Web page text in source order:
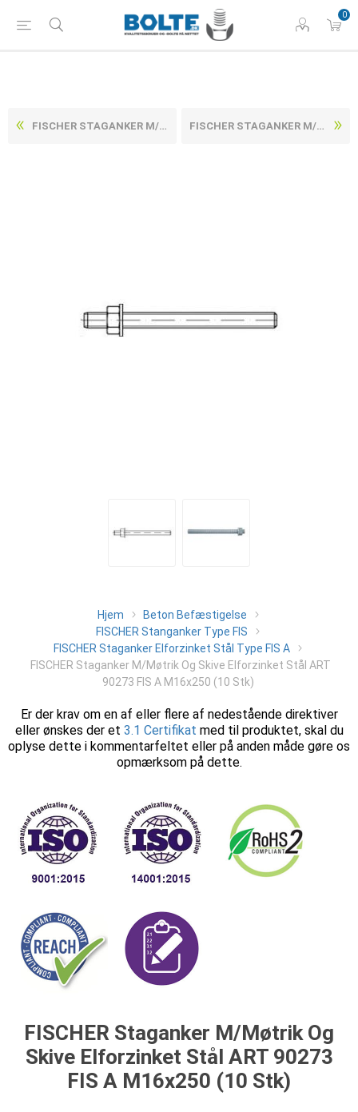
0
FISCHER STAGANKER M/MØTRIK OG SKIVE ELFORZINKET STÅL ART 90273 FIS A M16X200 (10 STK) FISCHER STAGANKER M/MØTRIK OG SKIVE ELFORZINKET STÅL ART 90273 FIS A M16X300 (10 STK)
Hjem
Beton Befæstigelse
FISCHER Stanganker Type FIS
FISCHER Staganker Elforzinket Stål Type FIS A
FISCHER Staganker M/Møtrik Og Skive Elforzinket Stål ART
90273 FIS A M16x250 (10 Stk)
Er der krav om en af eller flere af nedestående direktiver
eller ønskes der et 3.1 Certifikat med til produktet, skal du
oplyse dette i kommentarfeltet eller på anden måde gøre os
opmærksom på dette.
FISCHER Staganker M/Møtrik Og
Skive Elforzinket Stål ART 90273
FIS A M16x250 (10 Stk)